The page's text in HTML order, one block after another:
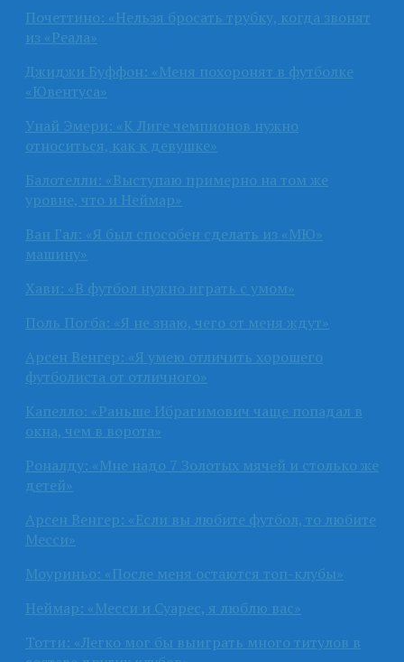
Почеттино: «Нельзя бросать трубку, когда звонят
из «Реала»
Джиджи Буффон: «Меня похоронят в футболке
«Ювентуса»
Унай Эмери: «К Лиге чемпионов нужно
относиться, как к девушке»
Балотелли: «Выступаю примерно на том же
уровне, что и Неймар»
Ван Гал: «Я был способен сделать из «МЮ»
машину»
Хави: «В футбол нужно играть с умом»
Поль Погба: «Я не знаю, чего от меня ждут»
Арсен Венгер: «Я умею отличить хорошего
футболиста от отличного»
Капелло: «Раньше Ибрагимович чаще попадал в
окна, чем в ворота»
Роналду: «Мне надо 7 Золотых мячей и столько же
детей»
Арсен Венгер: «Если вы любите футбол, то любите
Месси»
Моуриньо: «После меня остаются топ-клубы»
Неймар: «Месси и Суарес, я люблю вас»
Тотти: «Легко мог бы выиграть много титулов в